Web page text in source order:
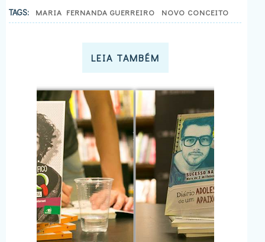
TAGS: MARIA FERNANDA GUERREIRO NOVO CONCEITO
LEIA TAMBÉM